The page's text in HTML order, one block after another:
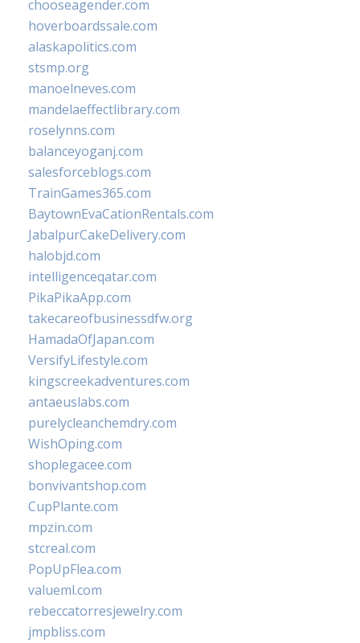
chooseagender.com
hoverboardssale.com
alaskapolitics.com
stsmp.org
manoelneves.com
mandelaeffectlibrary.com
roselynns.com
balanceyoganj.com
salesforceblogs.com
TrainGames365.com
BaytownEvaCationRentals.com
JabalpurCakeDelivery.com
halobjd.com
intelligenceqatar.com
PikaPikaApp.com
takecareofbusinessdfw.org
HamadaOfJapan.com
VersifyLifestyle.com
kingscreekadventures.com
antaeuslabs.com
purelycleanchemdry.com
WishOping.com
shoplegacee.com
bonvivantshop.com
CupPlante.com
mpzin.com
stcreal.com
PopUpFlea.com
valueml.com
rebeccatorresjewelry.com
jmpbliss.com